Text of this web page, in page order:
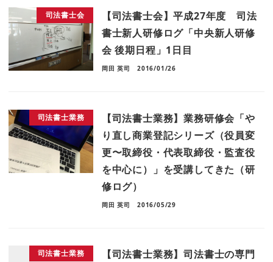
司法書士会
【司法書士会】平成27年度 司法
書士新人研修ログ「中央新人研修
会 後期日程」1日目
岡田 英司 2016/01/26
司法書士業務
【司法書士業務】業務研修会「や
り直し商業登記シリーズ（役員変
更〜取締役・代表取締役・監査役
を中心に）」を受講してきた（研
修ログ）
岡田 英司 2016/05/29
司法書士業務
【司法書士業務】司法書士の専門